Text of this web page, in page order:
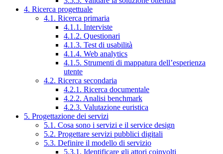
4. Ricerca progettuale
4.1. Ricerca primaria
4.1.1. Interviste
4.1.2. Questionari
4.1.3. Test di usabilità
4.1.4. Web analytics
4.1.5. Strumenti di mappatura dell’esperienza
utente
4.2. Ricerca secondaria
4.2.1. Ricerca documentale
4.2.2. Analisi benchmark
4.2.3. Valutazione euristica
5. Progettazione dei servizi
5.1. Cosa sono i servizi e il service design
5.2. Progettare servizi pubblici digitali
5.3. Definire il modello di servizio
5.3.1. Identificare gli attori coinvolti